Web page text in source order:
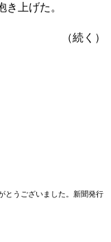
上げた。
（続く）
とうございました。新聞発行